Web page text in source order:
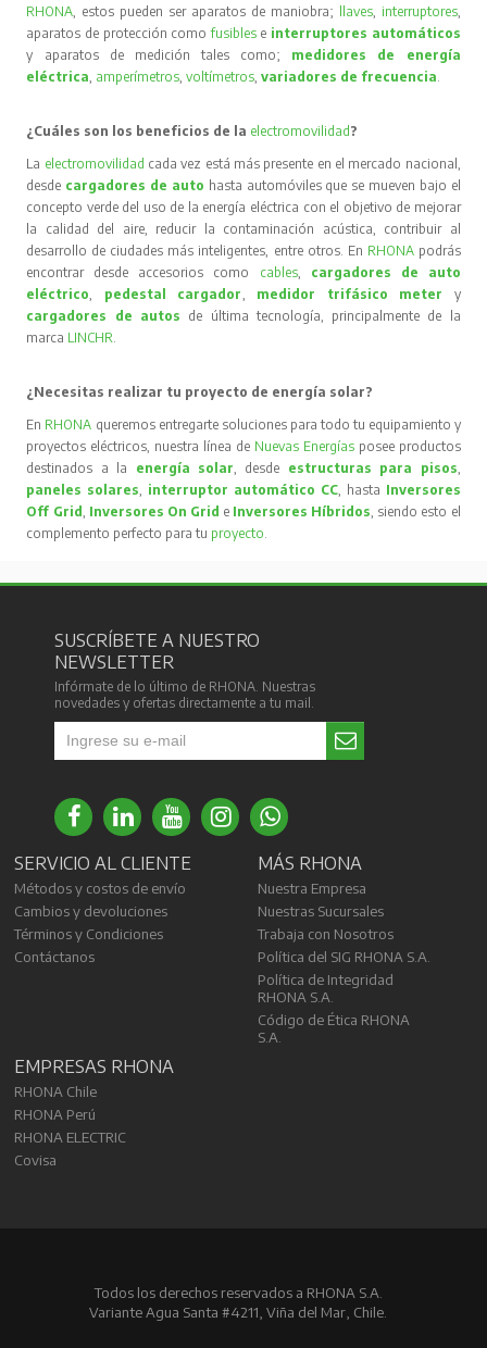
RHONA, estos pueden ser aparatos de maniobra; llaves, interruptores,
aparatos de protección comofusibles e interruptores automáticos
y aparatos de medición tales como; medidores de energía
eléctrica, amperímetros,voltímetros,variadores de frecuencia.
¿Cuáles son los beneficios de la electromovilidad ?
La electromovilidad cada vez está más presente en el mercado nacional,
desde cargadores de auto hasta automóviles que se mueven bajo el
concepto verde del uso de la energía eléctrica con el objetivo de mejorar
la calidad del aire, reducir la contaminación acústica, contribuir al
desarrollo de ciudades más inteligentes, entre otros. En RHONA podrás
encontrar desde accesorios como cables, cargadores de auto
eléctrico, pedestal cargador, medidor trifásico meter
y
cargadores de autos de última tecnología, principalmente de la
marca LINCHR.
¿Necesitas realizar tu proyecto de energía solar?
En RHONA queremos entregarte soluciones para todo tu equipamiento y
proyectos eléctricos, nuestra línea de Nuevas Energíasposee productos
destinados a la energía solar, desde estructuras para pisos,
paneles solares, interruptor automático CC, hasta Inversores
Off Grid, Inversores On Grid e Inversores Híbridos, siendo esto el
complemento perfecto para tu proyecto.
SUSCRÍBETE A NUESTRO
NEWSLETTER
Infórmate de lo último de RHONA. Nuestras
novedades y ofertas directamente a tu mail.
SERVICIO AL CLIENTE
Métodos y costos de envío
Cambios y devoluciones
Términos y Condiciones
Contáctanos
MÁS RHONA
Nuestra Empresa
Nuestras Sucursales
Trabaja con Nosotros
Política del SIG RHONA S.A.
Política de Integridad
RHONA S.A.
Código de Ética RHONA
S.A.
EMPRESAS RHONA
RHONA Chile
RHONA Perú
RHONA ELECTRIC
Covisa
Todos los derechos reservados a RHONA S.A.
Variante Agua Santa #4211, Viña del Mar, Chile.